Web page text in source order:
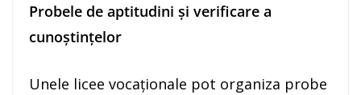
Probele de aptitudini și verificare a
cunoștințelor
Unele licee vocaționale pot organiza probe